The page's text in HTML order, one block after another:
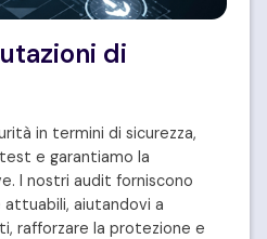
di
in termini di sicurezza,
e garantiamo la
I nostri audit forniscono
aiutandovi a
rafforzare la protezione e